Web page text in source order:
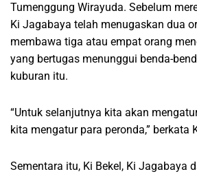
Tumenggung Wirayuda. Sebelum
Ki Jagabaya telah menugaskan dua
membawa tiga atau empat orang
yang bertugas menunggui benda-
kuburan itu.
“Untuk selanjutnya kita akan
kita mengatur para peronda,” berkata
Sementara itu, Ki Bekel, Ki Jagabaya